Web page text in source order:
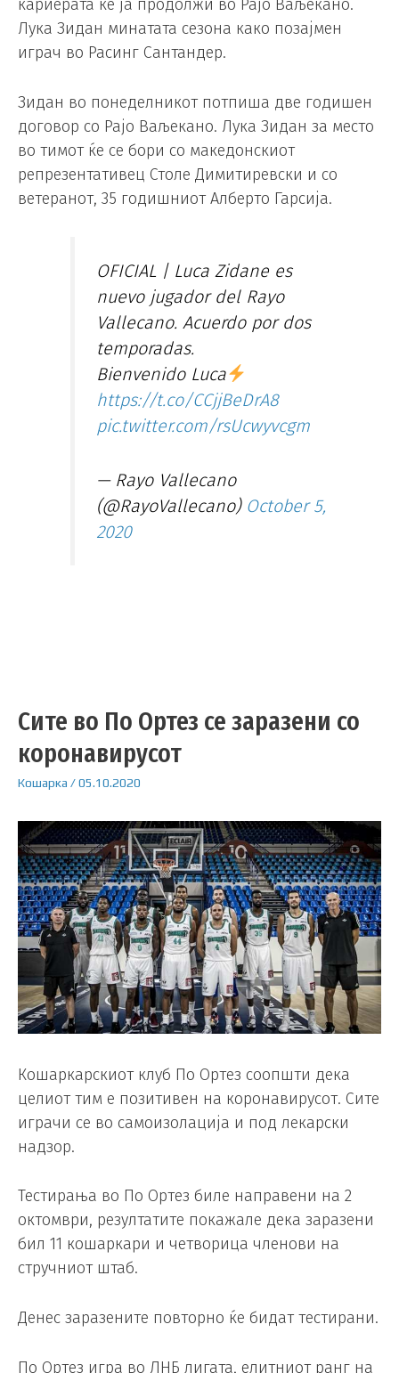
кариерата ќе ја продолжи во Рајо Ваљекано.
Лука Зидан минатата сезона како позајмен
играч во Расинг Сантандер.
Зидан во понеделникот потпиша две годишен
договор со Рајо Ваљекано. Лука Зидан за место
во тимот ќе се бори со македонскиот
репрезентативец Столе Димитиревски и со
ветеранот, 35 годишниот Алберто Гарсија.
OFICIAL | Luca Zidane es
nuevo jugador del Rayo
Vallecano. Acuerdo por dos
temporadas.
Bienvenido Luca
https://t.co/CCjjBeDrA8
pic.twitter.com/rsUcwyvcgm
— Rayo Vallecano
(@RayoVallecano) October 5,
2020
Сите во По Ортез се заразени со
коронавирусот
Кошарка /05.10.2020
Кошаркарскиот клуб По Ортез соопшти дека
целиот тим е позитивен на коронавирусот. Сите
играчи се во самоизолација и под лекарски
надзор.
Тестирања во По Ортез биле направени на 2
октомври, резултатите покажале дека заразени
бил 11 кошаркари и четворица членови на
стручниот штаб.
Денес заразените повторно ќе бидат тестирани.
По Ортез игра во ЛНБ лигата, елитниот ранг на